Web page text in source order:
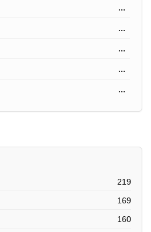
...
...
...
...
...
219
169
160